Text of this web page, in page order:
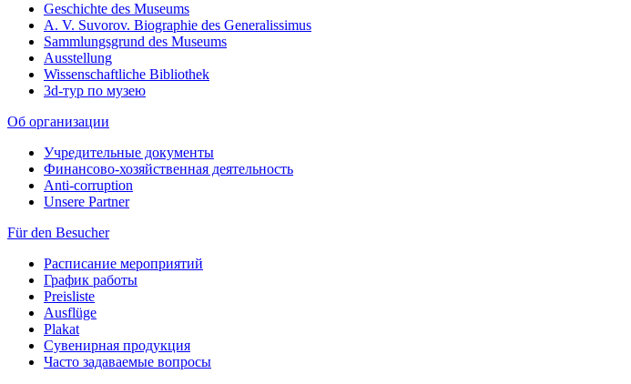
Geschichte des Museums
A. V. Suvorov. Biographie des Generalissimus
Sammlungsgrund des Museums
Ausstellung
Wissenschaftliche Bibliothek
3d-тур по музею
Об организации
Учредительные документы
Финансово-хозяйственная деятельность
Anti-corruption
Unsere Partner
Für den Besucher
Расписание мероприятий
График работы
Preisliste
Ausflüge
Plakat
Сувенирная продукция
Часто задаваемые вопросы